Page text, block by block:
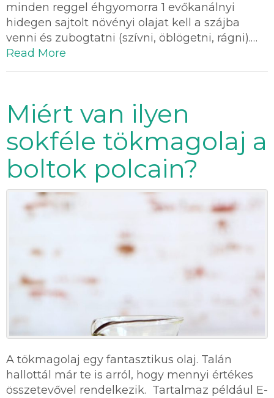
minden reggel éhgyomorra 1 evőkanálnyi
hidegen sajtolt növényi olajat kell a szájba
venni és zubogtatni (szívni, öblögetni, rágni).…
Read More
Miért van ilyen
sokféle tökmagolaj a
boltok polcain?
A tökmagolaj egy fantasztikus olaj. Talán
hallottál már te is arról, hogy mennyi értékes
összetevővel rendelkezik. Tartalmaz például E-